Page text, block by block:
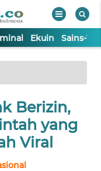
Ekuin Sains-
Berizin,
yang
Viral